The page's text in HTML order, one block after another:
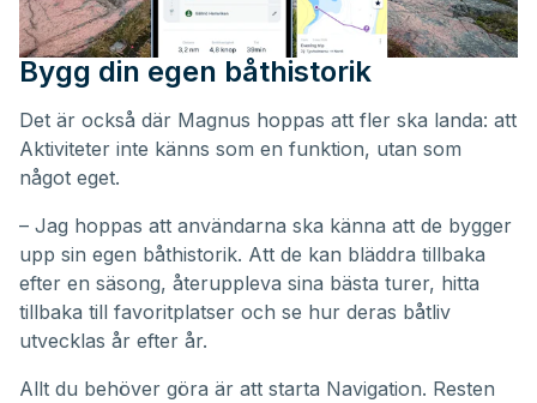
Bygg din egen båthistorik
Det är också där Magnus hoppas att fler ska landa: att
Aktiviteter inte känns som en funktion, utan som
något eget.
– Jag hoppas att användarna ska känna att de bygger
upp sin egen båthistorik. Att de kan bläddra tillbaka
efter en säsong, återuppleva sina bästa turer, hitta
tillbaka till favoritplatser och se hur deras båtliv
utvecklas år efter år.
Allt du behöver göra är att starta Navigation. Resten